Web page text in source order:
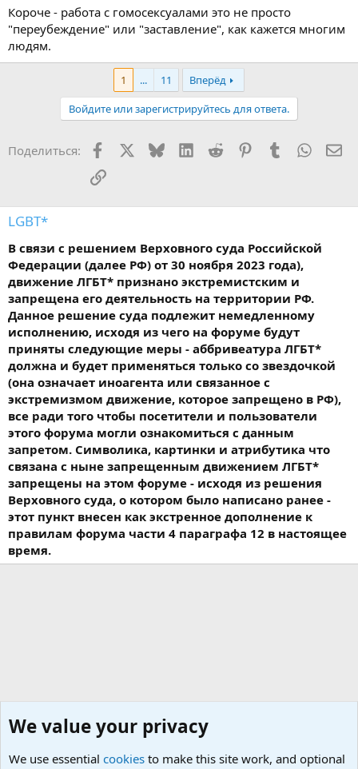
Короче - работа с гомосексуалами это не просто
"переубеждение" или "заставление", как кажется многим
людям.
1 ... 11
Вперёд
Войдите или зарегистрируйтесь для ответа.
Поделиться: Facebook BlueskyLinkedIn
Reddit PinterestTumblr
Ссылка
LGBT*
В связи с решением Верховного суда Российской
Федерации (далее РФ) от 30 ноября 2023 года),
движение ЛГБТ* признано экстремистским и
запрещена его деятельность на территории РФ.
Данное решение суда подлежит немедленному
исполнению, исходя из чего на форуме будут
приняты следующие меры - аббривеатура ЛГБТ*
должна и будет применяться только со звездочкой
(она означает иноагента или связанное с
экстремизмом движение, которое запрещено в РФ),
все ради того чтобы посетители и пользователи
этого форума могли ознакомиться с данным
запретом. Символика, картинки и атрибутика что
связана с ныне запрещенным движением ЛГБТ*
запрещены на этом форуме - исходя из решения
Верховного суда, о котором было написано ранее -
этот пункт внесен как экстренное дополнение к
правилам форума части 4 параграфа 12 в настоящее
время.
We value your privacy
We use essential cookies to make this site work, and optional